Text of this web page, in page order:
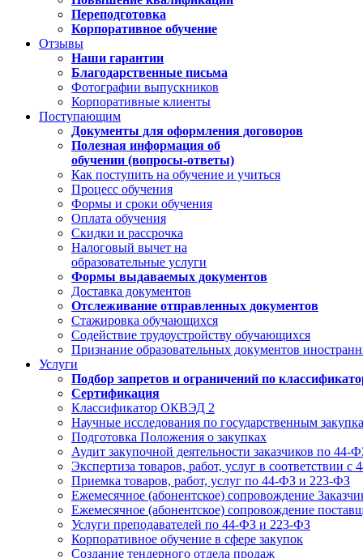
Переподготовка
Корпоративное обучение
Отзывы
Наши гарантии
Благодарственные письма
Фотографии выпускников
Корпоративные клиенты
Поступающим
Документы для оформления договоров
Полезная информация об
обучении (вопросы-ответы)
Как поступить на обучение и учиться
Процесс обучения
Формы и сроки обучения
Оплата обучения
Скидки и рассрочка
Налоговый вычет на
образовательные услуги
Формы выдаваемых документов
Доставка документов
Отслеживание отправленных документов
Стажировка обучающихся
Содействие трудоустройству обучающихся
Признание образовательных документов
Услуги
Подбор запретов и ограничений по
Сертификация
Классификатор ОКВЭД 2
Научные исследования по государственным
Подготовка Положения о закупках
Аудит закупочной деятельности заказчиков по
Экспертиза товаров, работ, услуг в соответствии
Приемка товаров, работ, услуг по 44-ФЗ и 223-ФЗ
Ежемесячное (абонентское) сопровождение
Ежемесячное (абонентское) сопровождение
Услуги преподавателей по 44-ФЗ и 223-ФЗ
Корпоративное обучение в сфере закупок
Создание тендерного отдела продаж